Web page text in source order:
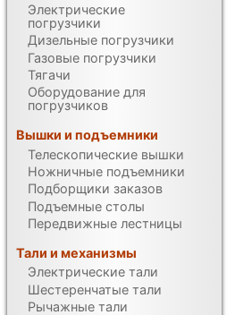
Электрические
погрузчики
Дизельные погрузчики
Газовые погрузчики
Тягачи
Оборудование для
погрузчиков
Вышки и подъемники
Телескопические вышки
Ножничные подъемники
Подборщики заказов
Подъемные столы
Передвижные лестницы
Тали и механизмы
Электрические тали
Шестеренчатые тали
Рычажные тали